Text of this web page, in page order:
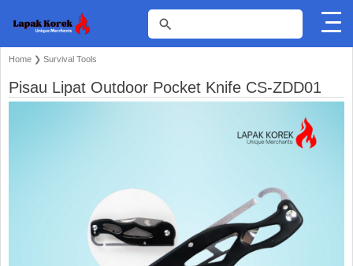
Home ❯ Survival Tools
Pisau Lipat Outdoor Pocket Knife CS-ZDD01